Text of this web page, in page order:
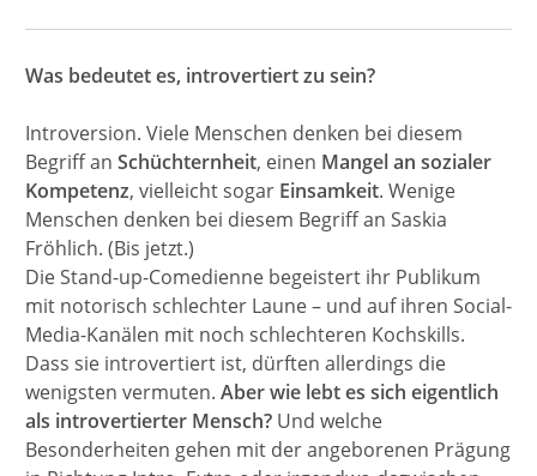
Was bedeutet es, introvertiert zu sein?
Introversion. Viele Menschen denken bei diesem
Begriff an Schüchternheit, einen Mangel an sozialer
Kompetenz, vielleicht sogarEinsamkeit. Wenige
Menschen denken bei diesem Begriff an Saskia
Fröhlich. (Bis jetzt.)
Die Stand-up-Comedienne begeistert ihr Publikum
mit notorisch schlechter Laune – und auf ihren Social-
Media-Kanälen mit noch schlechteren Kochskills.
Dass sie introvertiert ist, dürften allerdings die
wenigsten vermuten. Aber wie lebt es sich eigentlich
als introvertierter Mensch?Und welche
Besonderheiten gehen mit der angeborenen Prägung